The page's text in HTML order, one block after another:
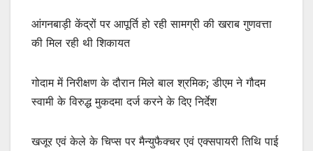
p
p
o
o
आंगनबाड़ी केंद्रों पर आपूर्ति हो रही सामग्री की खराब गुणवत्ता
की मिल रही थी शिकायत
गोदाम में निरीक्षण के दौरान मिले बाल श्रमिक; डीएम ने गौदम
स्वामी के विरुद्ध मुकदमा दर्ज करने के दिए निर्देश
खजूर एवं केले के चिप्स पर मैन्युफैक्चर एवं एक्सपायरी तिथि पाई